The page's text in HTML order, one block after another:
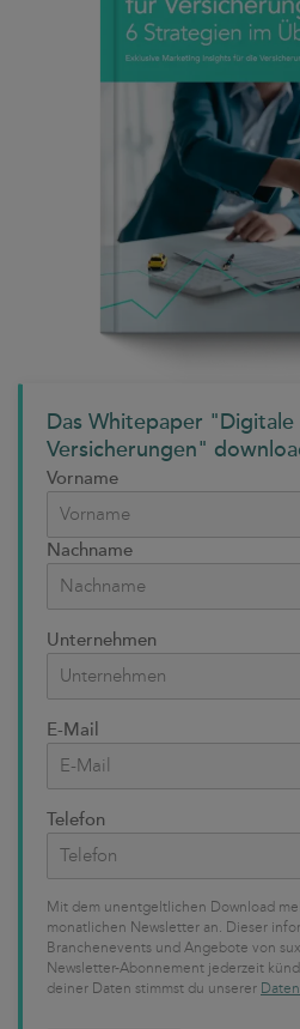
Das Whitepaper
Versicherungen"
Vorname
Nachname
Unternehmen
E-Mail
Telefon
Mit dem unentgeltlichen Download
monatlichen Newsletter an. Dieser
Branchenevents und Angebote von
Newsletter-Abonnement jederzeit
deiner Daten stimmst du unserer